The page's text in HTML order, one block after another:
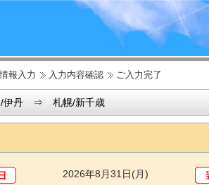
報入力 入力内容確認 ご入力完了
/伊丹 ⇒ 札幌/新千歳
2026年8月31日(月)